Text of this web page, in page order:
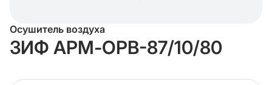
Осушитель воздуха
ЗИФ АРМ-ОРВ-87/10/80